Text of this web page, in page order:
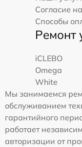
Согласие
Способы
Ремонт
iCLEBO
Omega
White
Мы занимаемся
обслуживанием
гарантийного
работает
авторизации от